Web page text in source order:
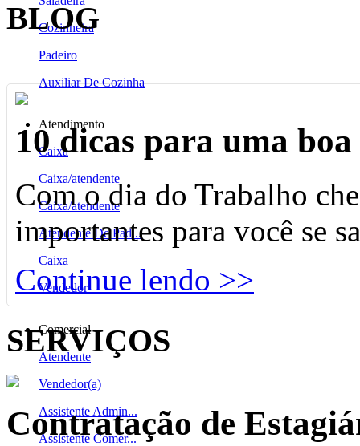
Cozinheira
Padeiro
Auxiliar De Cozinha
Atendimento
Caixa
Caixa/atendente
Caixa/atendente
Atendente De Pad...
Caixa
Vendedor
Comercial
Atendente
Vendedor(a)
Assistente Admin...
Assistente Comer...
BLOG
10 dicas para uma
Com o dia do Trabalho
importantes para você se
Continue lendo >>
SERVIÇOS
Contratação de